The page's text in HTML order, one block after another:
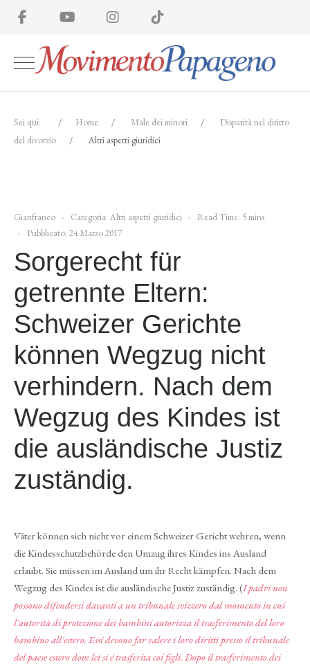
Sei qui: Home Male dei minori
Disparità nel diritto
del divorzio
Altri aspetti giuridici
Gianfranco Categoria: Altri aspetti giuridici
Read Time: 5 mins
Pubblicato: 24 Marzo 2017
Sorgerecht für
getrennte Eltern:
Schweizer Gerichte
können Wegzug nicht
verhindern. Nach dem
Wegzug des Kindes ist
die ausländische Justiz
zuständig.
Väter können sich nicht vor einem Schweizer Gericht wehren, wenn
die Kindesschutzbehörde den Umzug ihres Kindes ins Ausland
erlaubt. Sie müssen im Ausland um ihr Recht kämpfen. Nach dem
Wegzug des Kindes ist die ausländische Justiz zuständig. (I padri non
possono difendersi davanti a un tribunale svizzero dal momento in cui
l'autorità di protezione dei bambini autorizza il trasferimento del loro
bambino all'estero. Essi devono far valere i loro diritti presso il tribunale
del paese estero dove lei si é trasferita coi figli. Dopo il trasferimento dei